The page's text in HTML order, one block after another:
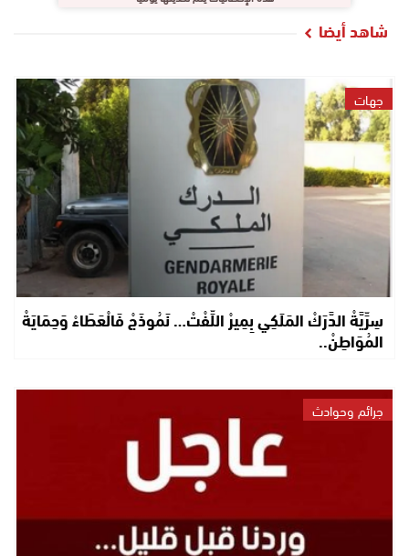
شاهد أيضا
جهات
سِرِّيَّةْ الدَّرَكْ المَلَكِي بِمِيرْ اللِّفْتْ… نَمُوذَجْ فَالْعَطَاءْ وَحِمَايَةْ
المُوَاطِنْ..
جرائم وحوادث